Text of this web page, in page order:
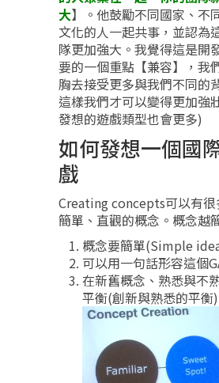
大】。他鼓勵不同國家、不
文化的人一起共事，並認為
隊更加強大。我覺得這是開
要的一個重點【兼容】，我
胸去接受更多與我們不同的
這樣我們才可以變得更加強
發想的遊戲類型也會更多)
如何發想一個國
戲
Creating concepts可以有
簡單、直觀的概念。概念越
概念要簡單(Simple
可以用一句話形容這個
在新舊概念、熟悉與不
平衡(創新與熟悉的平衡)